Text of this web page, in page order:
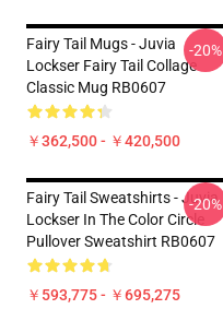
Fairy Tail Mugs - Juvia
Lockser Fairy Tail Collage
Classic Mug RB0607
￥362,500 - ￥420,500
-20%
Fairy Tail Sweatshirts - Juvia
Lockser In The Color Circle
Pullover Sweatshirt RB0607
￥593,775 - ￥695,275
-20%